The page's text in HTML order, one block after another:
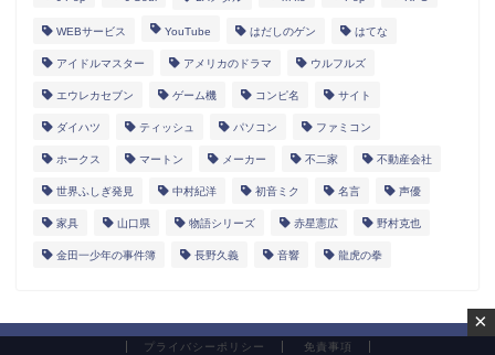
WEBサービス YouTube はだしのゲン はてな
アイドルマスター アメリカのドラマ ウルフルズ
エウレカセブン ゲーム機 コンピ名 サイト
ダイハツ ティッシュ パソコン ファミコン
ホークス マートン メーカー 不二家 不動産会社
世界ふしぎ発見 中村紀洋 初音ミク 名言 声優
家具 山口県 物語シリーズ 赤星憲広 野村克也
金田一少年の事件簿 長野久義 音響 龍虎の拳
プライバシーポリシー 免責事項
×